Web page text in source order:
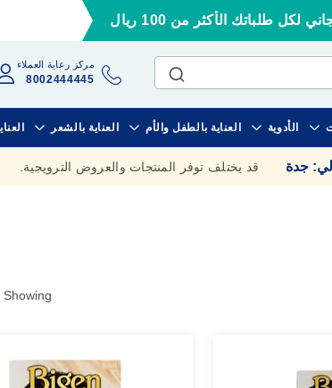
لكل طلباتك الأكثر من 100 ريال
مركز رعاية العملاء
8002444445
الأدوية العناية بالطفل والأم العناية بالشعر
: جدة قد يختلف توفر المنتجات والعروض الترويجية.
Showing